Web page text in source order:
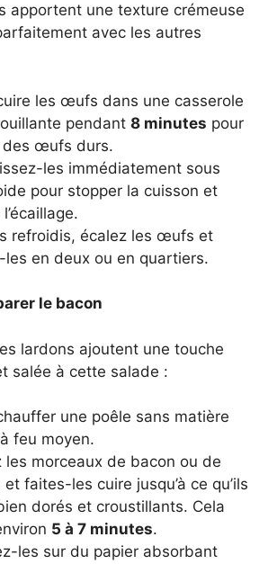
apportent une texture crémeuse
avec les autres
les œufs dans une casserole
pendant 8 minutes pour
des œufs durs.
les immédiatement sous
pour stopper la cuisson et
refroidis, écalez les œufs et
les en deux ou en quartiers.
le bacon
lardons ajoutent une touche
salée à cette salade :
une poêle sans matière
feu moyen.
les morceaux de bacon ou de
faites-les cuire jusqu’à ce qu’ils
dorés et croustillants. Cela
5 à 7 minutes.
les sur du papier absorbant